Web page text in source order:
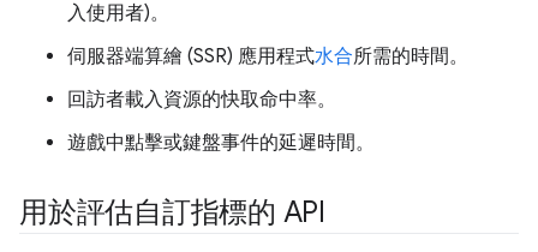
入使用者)。
伺服器端算繪 (SSR) 應用程式水合所需的時間。
回訪者載入資源的快取命中率。
遊戲中點擊或鍵盤事件的延遲時間。
用於評估自訂指標的 API